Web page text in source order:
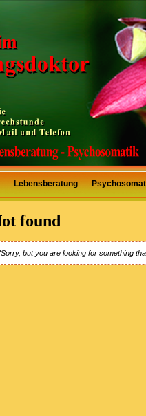
Lebensberatung
found
but you are looking for something